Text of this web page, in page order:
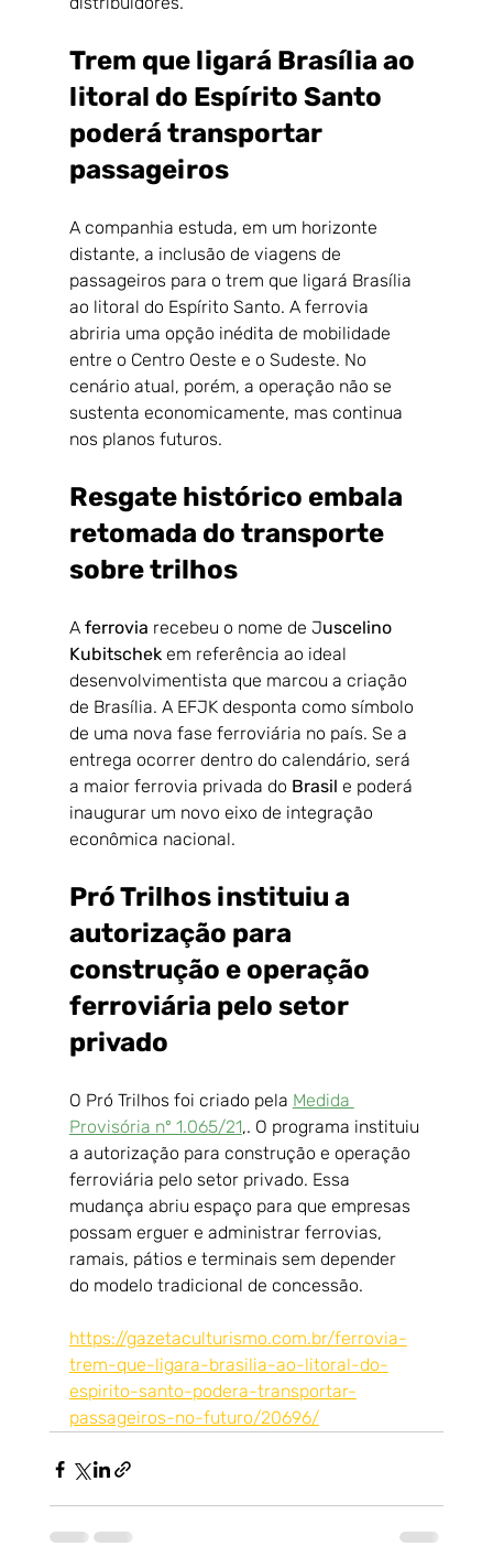
Trem que ligará Brasília ao
litoral do Espírito Santo
poderá transportar
passageiros
A companhia estuda, em um horizonte
distante, a inclusão de viagens de
passageiros para o trem que ligará Brasília
ao litoral do Espírito Santo. A ferrovia
abriria uma opção inédita de mobilidade
entre o Centro Oeste e o Sudeste. No
cenário atual, porém, a operação não se
sustenta economicamente, mas continua
nos planos futuros.
Resgate histórico embala
retomada do transporte
sobre trilhos
A ferrovia recebeu o nome de Juscelino
Kubitschek em referência ao ideal
desenvolvimentista que marcou a criação
de Brasília. A EFJK desponta como símbolo
de uma nova fase ferroviária no país. Se a
entrega ocorrer dentro do calendário, será
a maior ferrovia privada do Brasil e poderá
inaugurar um novo eixo de integração
econômica nacional.
Pró Trilhos instituiu a
autorização para
construção e operação
ferroviária pelo setor
privado
O Pró Trilhos foi criado pela Medida
Provisória nº 1.065/21,. O programa instituiu
a autorização para construção e operação
ferroviária pelo setor privado. Essa
mudança abriu espaço para que empresas
possam erguer e administrar ferrovias,
ramais, pátios e terminais sem depender
do modelo tradicional de concessão.
https://gazetaculturismo.com.br/ferrovia-
trem-que-ligara-brasilia-ao-litoral-do-
espirito-santo-podera-transportar-
passageiros-no-futuro/20696/